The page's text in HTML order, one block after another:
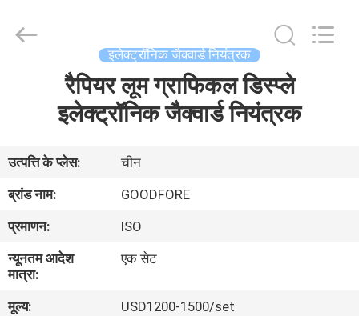
वीडियो
हमारे
बारे
में
Machinery
Co.,Ltd.
इलेक्ट्रॉनिक जैक्वार्ड नियंत्रक
रैपियर लूम ग्राफिकल डिस्प्ले
इलेक्ट्रॉनिक जैक्वार्ड नियंत्रक
उत्पत्ति के प्लेस:
चीन
ब्रांड नाम:
GOODFORE
प्रमाणन:
ISO
न्यूनतम आदेश
मात्रा:
एक सेट
मूल्य:
USD1200-1500/set